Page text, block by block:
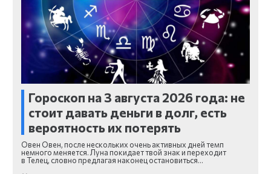
Гороскоп на 3 августа 2026 года: не
стоит давать деньги в долг, есть
вероятность их потерять
Овен Овен, после нескольких очень активных дней темп
немного меняется. Луна покидает твой знак и переходит
в Телец, словно предлагая наконец остановиться…